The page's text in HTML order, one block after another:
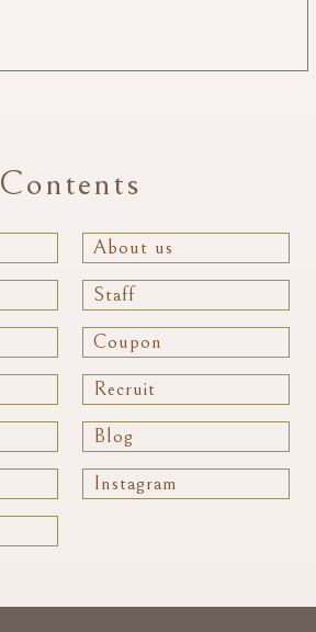
Contents
About us
Staff
Coupon
Recruit
Blog
Instagram